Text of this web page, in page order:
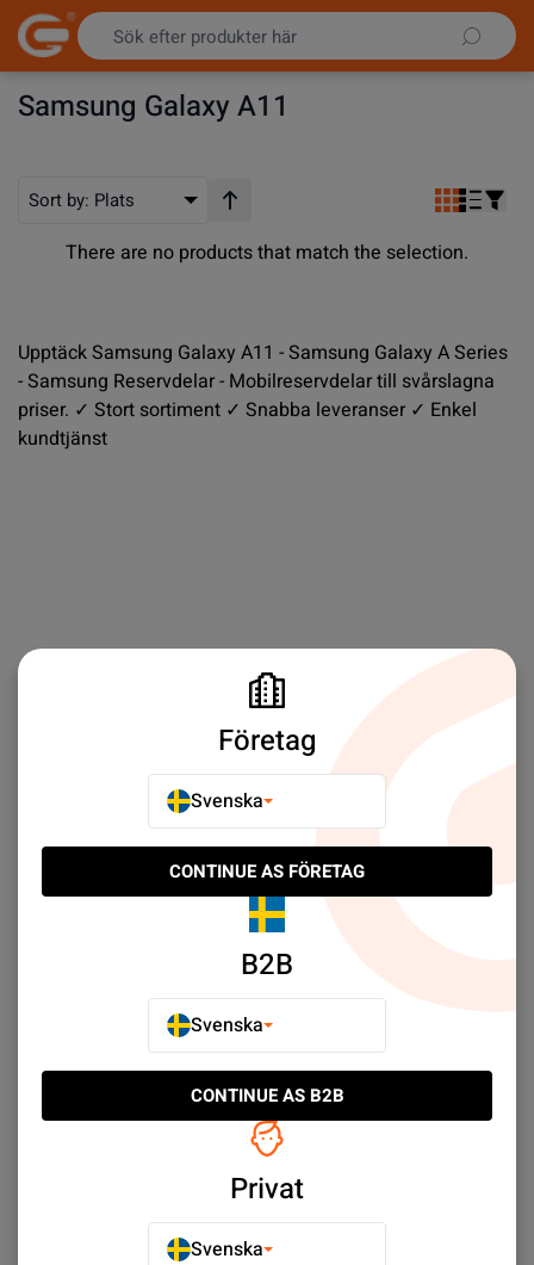
Hoppa till innehållet
Samsung Galaxy A11
Sort by: Plats
Stigande ordning
There are no products that match the selection.
Upptäck Samsung Galaxy A11 - Samsung Galaxy A Series
- Samsung Reservdelar - Mobilreservdelar till svårslagna
priser. ✓ Stort sortiment ✓ Snabba leveranser ✓ Enkel
kundtjänst
Företag
Svenska
CONTINUE AS FÖRETAG
B2B
Svenska
CONTINUE AS B2B
Privat
Svenska